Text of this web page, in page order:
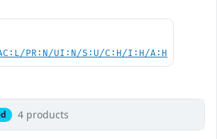
PR:N/UI:N/S:U/C:H/I:H/A:H
4 products